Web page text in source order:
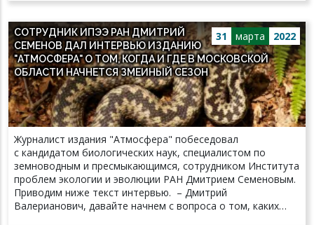
лабораторией поведения и поведенческой экологии
млекопитающих. Красная книга - это официальный
документ, содержащий свод сведений о редких и
находящихся под угрозой исчезновения видах (подвидах,
популяциях) диких животных, дикорастущих растений и
грибов. Содержит свод нормативных правовых актов,
регулирующих ведение Красной книги Российской
Федерации, и информацию о природоохранных статусах,
современном распространении, особенностях экологии,
лимитирующих факторах, принятых и необходимых
дополнительных мерах охраны для редких и находящихся
под угрозой исчезновения видов (подвидов, популяций)
животных, обитающих на территории Российской
Федерации. Предназначено для сотрудников федеральных
органов исполнительной власти, органов исполнительной
власти субъектов Российской Федерации, органов
31 марта 2022
СОТРУДНИК ИПЭЭ РАН ДМИТРИЙ
СЕМЕНОВ ДАЛ ИНТЕРВЬЮ ИЗДАНИЮ
"АТМОСФЕРА" О ТОМ, КОГДА И ГДЕ В МОСКОВСКОЙ
ОБЛАСТИ НАЧНЕТСЯ ЗМЕИНЫЙ СЕЗОН
Журналист издания "Атмосфера" побеседовал
с кандидатом биологических наук, специалистом по
земноводным и пресмыкающимся, сотрудником Института
проблем экологии и эволюции РАН Дмитрием Семеновым.
Приводим ниже текст интервью. – Дмитрий
Валерианович, давайте начнем с вопроса о том, каких